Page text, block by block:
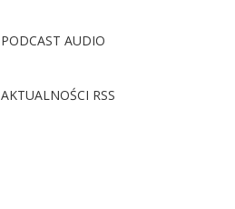
PODCAST AUDIO
AKTUALNOŚCI RSS